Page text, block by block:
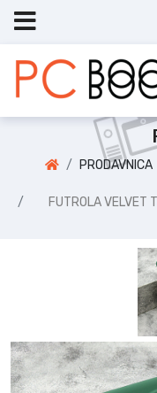
PRODAVNICA
FUTROLA VELVET